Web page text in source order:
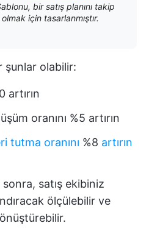
bir satış planını takip
için tasarlanmıştır.
şunlar olabilir:
artırın
oranını %5 artırın
tutma oranını %8 artırın
satış ekibiniz
ölçülebilir ve